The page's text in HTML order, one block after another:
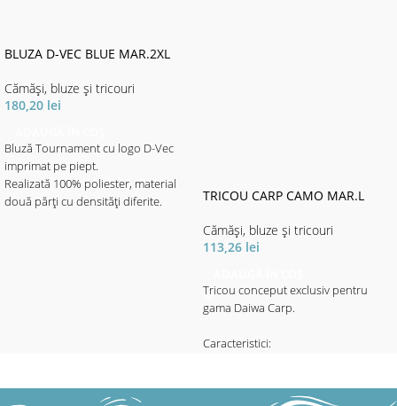
BLUZA D-VEC BLUE MAR.2XL
Cămăși, bluze și tricouri
180,20 lei
Bluză Tournament cu logo D-Vec
imprimat pe piept.
Realizată 100% poliester, material
două părți cu densități diferite.
- Material 100% poliester.
TRICOU CARP CAMO MAR.L
Cămăși, bluze și tricouri
113,26 lei
Tricou conceput exclusiv pentru
gama Daiwa Carp.
Caracteristici:
-Material: bumbac